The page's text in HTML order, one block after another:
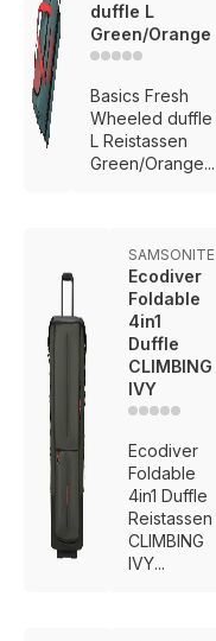
duffle L
Green/Orange
Basics Fresh
Wheeled duffle
L Reistassen
Green/Orange...
SAMSONITE
Ecodiver
Foldable
4in1
Duffle
CLIMBING
IVY
Ecodiver
Foldable
4in1 Duffle
Reistassen
CLIMBING
IVY...